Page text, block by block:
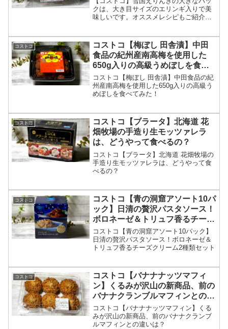
クは、大き目サイズのエリンギ入りで美
味しいです。オススメレシピもご紹介。
コストコ
コストコ【梅ぼし 田舎漬】中田
食品の紀州産南高梅を使用した
650g入りの高級うめぼしを食べ
てみた！
コストコ【梅ぼし 田舎漬】中田食品の紀
州産南高梅を使用した650g入りの高級う
めぼしを食べてみた！
コストコ
コストコ【ブラータ】北海道 花
畑牧場の手造り生モッツァレラ
は、どうやって食べるの？
コストコ【ブラータ】北海道 花畑牧場の
手造り生モッツァレラは、どうやって食
べるの？
コストコ
コストコ【青の洞窟アソート10パ
ック】日清の贅沢パスタソース！
ボロネーゼ＆トリュフ香るチーズ
クリーム2種類セット
コストコ【青の洞窟アソート10パック】
日清の贅沢パスタソース！ボロネーゼ＆
トリュフ香るチーズクリーム2種類セット
コストコ
コストコ【バナナナッツマフィ
ン】くるみが沢山の新商品、前の
バナナクランブルマフィンとの違
いは？
コストコ【バナナナッツマフィン】くる
みが沢山の新商品、前のバナナクランブ
ルマフィンとの違いは？